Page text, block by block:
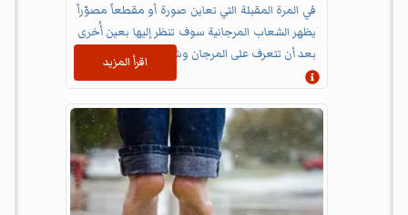
في المرة المقبلة التي تعاين صورة أو مقطعاً مصوّراً
يظهر الشعاب المرجانية سوف تنظر إليها بعين أُخرى
بعد أن تتعرف على المرجان وشهادته عن الخلق
إظهار المعلومات
اقرأ المزيد